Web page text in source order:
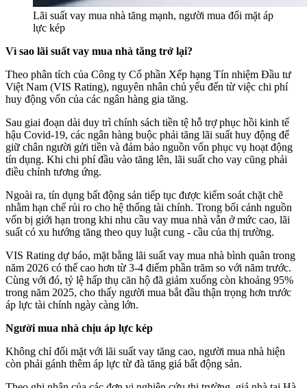
Lãi suất vay mua nhà tăng mạnh, người mua đối mặt áp
lực kép
Vì sao lãi suất vay mua nhà tăng trở lại?
Theo phân tích của Công ty Cổ phần Xếp hạng Tín nhiệm Đầu tư
Việt Nam (VIS Rating), nguyên nhân chủ yếu đến từ việc chi phí
huy động vốn của các ngân hàng gia tăng.
Sau giai đoạn dài duy trì chính sách tiền tệ hỗ trợ phục hồi kinh tế
hậu Covid-19, các ngân hàng buộc phải tăng lãi suất huy động để
giữ chân người gửi tiền và đảm bảo nguồn vốn phục vụ hoạt động
tín dụng. Khi chi phí đầu vào tăng lên, lãi suất cho vay cũng phải
điều chỉnh tương ứng.
Ngoài ra, tín dụng bất động sản tiếp tục được kiểm soát chặt chẽ
nhằm hạn chế rủi ro cho hệ thống tài chính. Trong bối cảnh nguồn
vốn bị giới hạn trong khi nhu cầu vay mua nhà vẫn ở mức cao, lãi
suất có xu hướng tăng theo quy luật cung - cầu của thị trường.
VIS Rating dự báo, mặt bằng lãi suất vay mua nhà bình quân trong
năm 2026 có thể cao hơn từ 3-4 điểm phần trăm so với năm trước.
Cùng với đó, tỷ lệ hấp thụ căn hộ đã giảm xuống còn khoảng 95%
trong năm 2025, cho thấy người mua bắt đầu thận trọng hơn trước
áp lực tài chính ngày càng lớn.
Người mua nhà chịu áp lực kép
Không chỉ đối mặt với lãi suất vay tăng cao, người mua nhà hiện
còn phải gánh thêm áp lực từ đà tăng giá bất động sản.